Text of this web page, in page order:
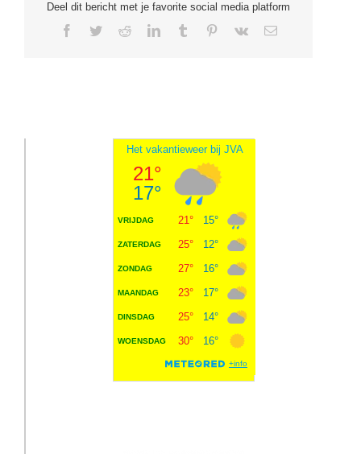
Deel dit bericht met je favorite social media platform
Facebook
TwitterRedditLinkedInTumblr Pinterest
Vk
E-